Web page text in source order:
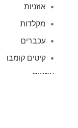
אוזניות
מקלדות
עכברים
קיטים קומבו
אוזניות